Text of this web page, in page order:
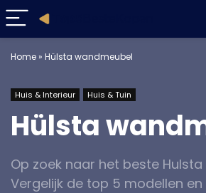
Home» Hülsta wandmeubel
Huis & Interieur Huis & Tuin
Hülsta
Op zoek naar het beste
Vergelijk de top 5 modellen